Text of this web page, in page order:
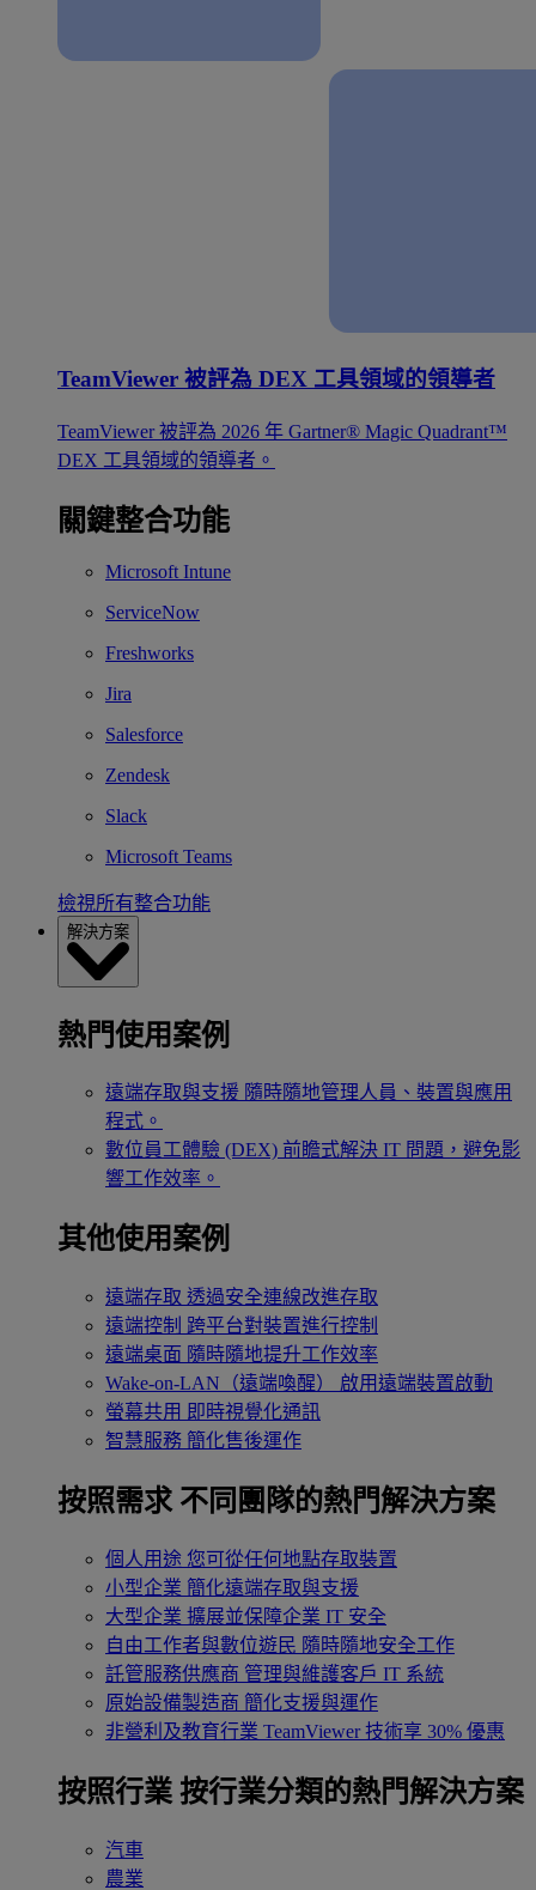
TeamViewer 被評為 DEX 工具領域的領導者
TeamViewer 被評為 2026 年 Gartner® Magic Quadrant™
DEX 工具領域的領導者。
關鍵整合功能
Microsoft Intune
ServiceNow
Freshworks
Jira
Salesforce
Zendesk
Slack
Microsoft Teams
檢視所有整合功能
解決方案
熱門使用案例
遠端存取與支援 隨時隨地管理人員、裝置與應用
程式。
數位員工體驗 (DEX) 前瞻式解決 IT 問題，避免影
響工作效率。
其他使用案例
遠端存取 透過安全連線改進存取
遠端控制 跨平台對裝置進行控制
遠端桌面 隨時隨地提升工作效率
Wake-on-LAN（遠端喚醒）
啟用遠端裝置啟動
螢幕共用 即時視覺化通訊
智慧服務 簡化售後運作
按照需求 不同團隊的熱門解決方案
個人用途 您可從任何地點存取裝置
小型企業 簡化遠端存取與支援
大型企業 擴展並保障企業 IT 安全
自由工作者與數位遊民 隨時隨地安全工作
託管服務供應商 管理與維護客戶 IT 系統
原始設備製造商 簡化支援與運作
非營利及教育行業 TeamViewer 技術享 30% 優惠
按照行業 按行業分類的熱門解決方案
汽車
農業